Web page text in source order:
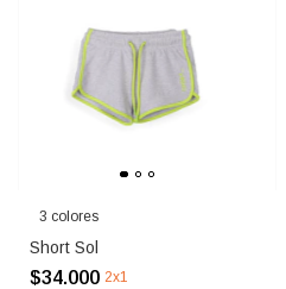
3 colores
Short Sol
$34.000 2x1